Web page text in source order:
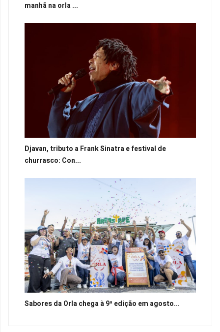
manhã na orla ...
Djavan, tributo a Frank Sinatra e festival de
churrasco: Con...
Sabores da Orla chega à 9ª edição em agosto...